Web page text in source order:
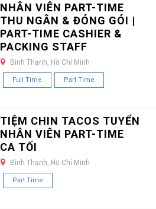
NHÂN VIÊN PART-TIME
THU NGÂN & ĐÓNG GÓI |
PART-TIME CASHIER &
PACKING STAFF
Bình Thạnh, Hồ Chí Minh
Full Time Part Time
TIỆM CHIN TACOS TUYỂN
NHÂN VIÊN PART-TIME
CA TỐI
Bình Thạnh, Hồ Chí Minh
Part Time